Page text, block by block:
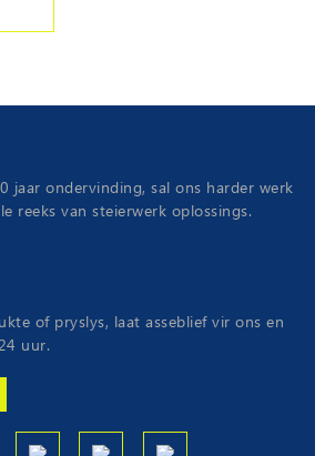
jaar ondervinding, sal ons harder werk
reeks van steierwerk oplossings.
of pryslys, laat asseblief vir ons en
uur.